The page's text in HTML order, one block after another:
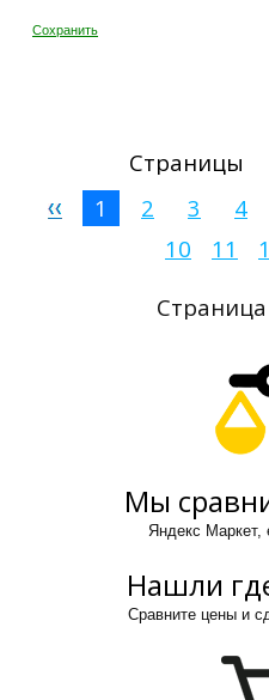
Сохранить
Страницы
1
2 3 4
10
11
Страница
Мы
Яндекс Маркет,
Нашли
Сравните цены и